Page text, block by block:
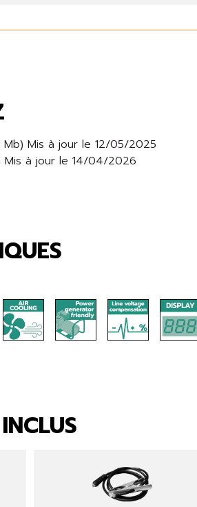
Mb) Mis à jour le 12/05/2025
Mis à jour le 14/04/2026